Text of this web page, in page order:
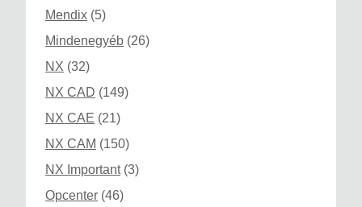
Mendix (5)
Mindenegyéb (26)
NX (32)
NX CAD (149)
NX CAE (21)
NX CAM (150)
NX Important(3)
Opcenter (46)